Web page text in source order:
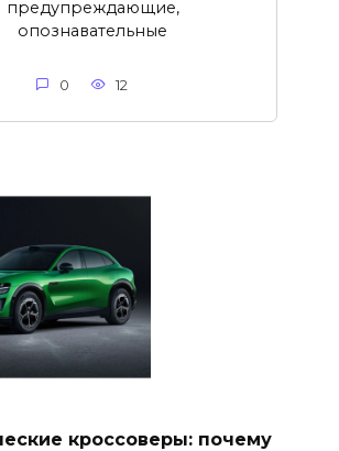
предупреждающие,
опознавательные
0 12
кроссоверы: почему